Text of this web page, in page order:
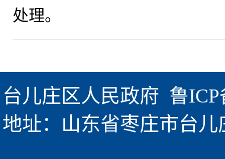
处理。
台儿庄区人民政府 鲁ICP
地址：山东省枣庄市台儿